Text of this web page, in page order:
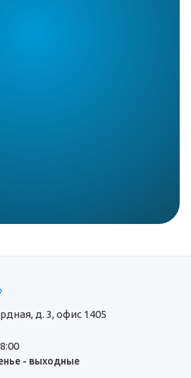
д. 3, офис 1405
- выходные